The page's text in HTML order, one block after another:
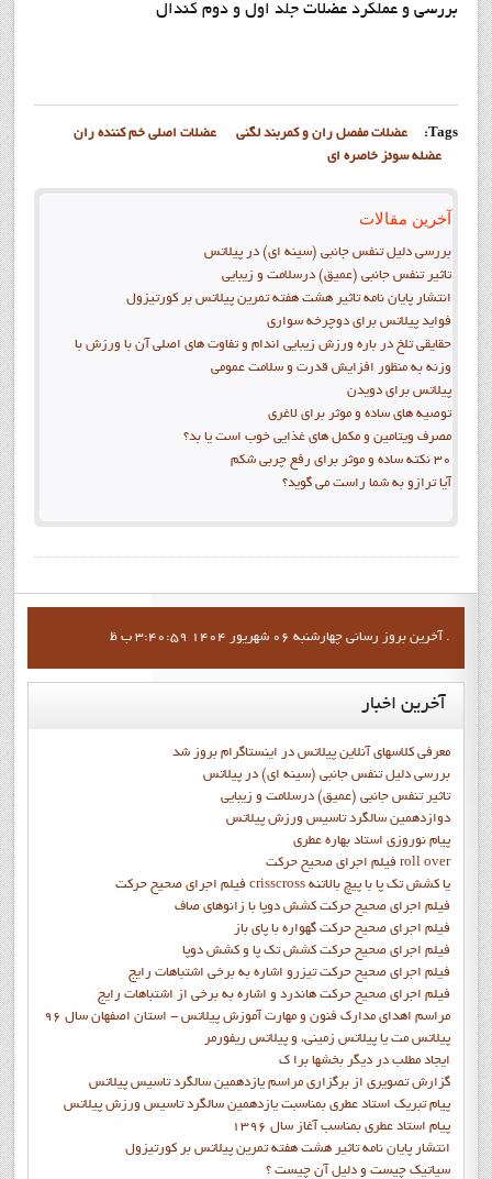
بررسی و عملکرد عضلات جلد اول و دوم کندال
Tags: عضلات مفصل ران و کمربند لگنی
عضلات اصلی خم کننده ران
عضله سوئز خاصره ای
آخرین مقالات
بررسی دلیل تنفس جانبی (سینه ای) در پیلاتس
تاثیر تنفس جانبی (عمیق) درسلامت و زیبایی
انتشار پايان نامه تاثیر هشت هفته تمرین پیلاتس بر کورتیزول
فواید پيلاتس برای دوچرخه سواری
حقایقی تلخ در باره ورزش زیبایی اندام و تفاوت های اصلی آن با ورزش با
وزنه به منظور افزایش قدرت و سلامت عمومی
پیلاتس برای دویدن
توصیه های ساده و موثر برای لاغری
مصرف ویتامین و مکمل های غذایی خوب است یا بد؟
30 نکته ساده و موثر برای رفع چربی شکم
آیا ترازو به شما راست می گوید؟
آخرين بروز رساني چهارشنبه 06 شهریور 1404 3:40:59 ب ظ .
آخرین اخبار
معرفی کلاسهای آنلاین پیلاتس در اینستاگرام بروز شد
بررسی دلیل تنفس جانبی (سینه ای) در پیلاتس
تاثیر تنفس جانبی (عمیق) درسلامت و زیبایی
دوازدهمين سالگرد تاسيس ورزش پيلاتس
پيام نوروزي استاد بهاره عطري
فيلم اجراي صحيح حرکت roll over
فيلم اجراي صحيح حركت crisscross يا كشش تك پا با پيچ بالاتنه
فيلم اجراي صحيح حرکت كشش دوپا با زانوهاي صاف
فيلم اجراي صحيح حرکت گهواره با پاي باز
فيلم اجراي صحيح حرکت کشش تک پا و کشش دوپا
فيلم اجراي صحيح حرکت تيزرو اشاره به برخي اشتباهات رايج
فيلم اجراي صحيح حرکت هاندرد و اشاره به برخي از اشتباهات رايج
مراسم اهدای مدارک فنون و مهارت آموزش پیلاتس - استان اصفهان سال 96
پیلاتس مت یا پیلاتس زمینی، و پیلاتس ریفورمر
ايجاد مطلب در ديگر بخشها برا ک
گزارش تصويري از برگزاري مراسم يازدهمين سالگرد تاسيس پيلاتس
پيام تبريک استاد عطري بمناسبت يازدهمين سالگرد تاسيس ورزش پيلاتس
پيام استاد عطري بمناسب آغاز سال 1396
انتشار پايان نامه تاثیر هشت هفته تمرین پیلاتس بر کورتیزول
سیاتیک چیست و دلیل آن چیست ؟